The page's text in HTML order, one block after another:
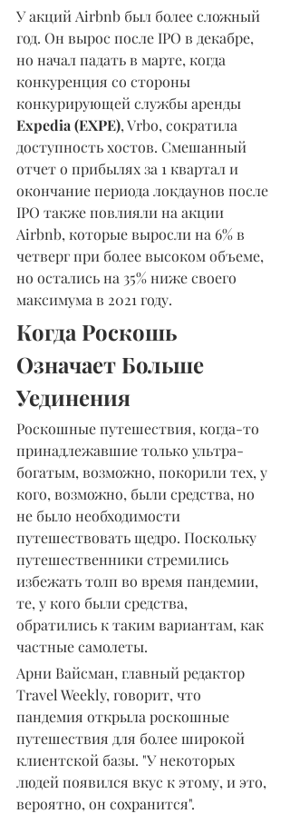
У акций Airbnb был более сложный
год. Он вырос после IPO в декабре,
но начал падать в марте, когда
конкуренция со стороны
конкурирующей службы аренды
Expedia (EXPE), Vrbo, сократила
доступность хостов. Смешанный
отчет о прибылях за 1 квартал и
окончание периода локдаунов после
IPO также повлияли на акции
Airbnb, которые выросли на 6% в
четверг при более высоком объеме,
но остались на 35% ниже своего
максимума в 2021 году.
Когда Роскошь
Означает Больше
Уединения
Роскошные путешествия, когда-то
принадлежавшие только ультра-
богатым, возможно, покорили тех, у
кого, возможно, были средства, но
не было необходимости
путешествовать щедро. Поскольку
путешественники стремились
избежать толп во время пандемии,
те, у кого были средства,
обратились к таким вариантам, как
частные самолеты.
Арни Вайсман, главный редактор
Travel Weekly, говорит, что
пандемия открыла роскошные
путешествия для более широкой
клиентской базы. "У некоторых
людей появился вкус к этому, и это,
вероятно, он сохранится".